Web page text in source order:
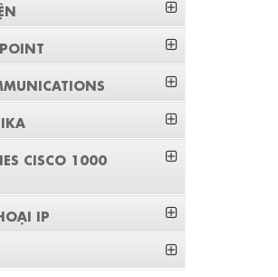
CISCO 1000
IP